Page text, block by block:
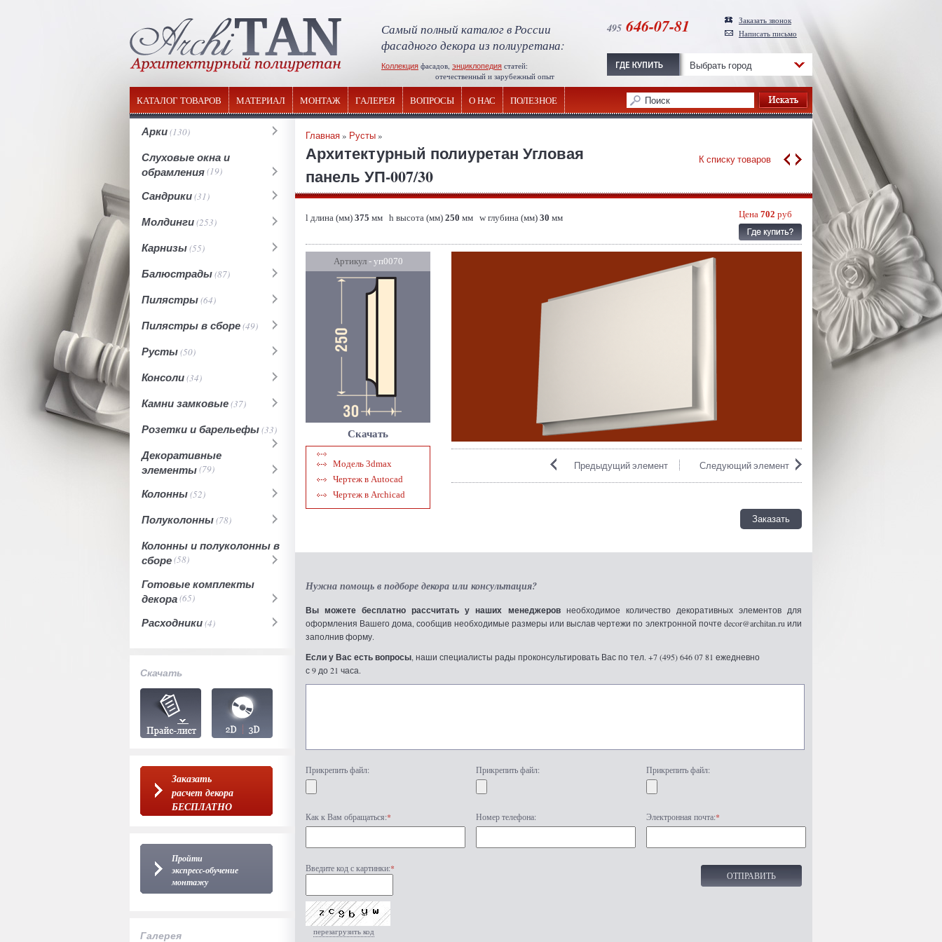
Самый полный каталог в России
фасадного декора из полиуретана:
Коллекция фасадов, энциклопедия статей:
отечественный и зарубежный опыт
495 646-07-81
Заказать звонок
Написать письмо
Выбрать город
КАТАЛОГ ТОВАРОВ МАТЕРИАЛ МОНТАЖ ГАЛЕРЕЯ ВОПРОСЫ О НАС ПОЛЕЗНОЕ
Арки(130)
Слуховые окна и
обрамления(19)
Сандрики(31)
Молдинги(253)
Карнизы(55)
Балюстрады(87)
Пилястры(64)
Пилястры в сборе(49)
Русты(50)
Консоли(34)
Камни замковые(37)
Розетки и барельефы(33)
Декоративные
элементы(79)
Колонны(52)
Полуколонны(78)
Колонны и полуколонны в
сборе(58)
Готовые комплекты
декора(65)
Расходники(4)
Скачать
Заказать
расчет декора
БЕСПЛАТНО
Пройти
экспресс-обучение
монтажу
Галерея
Главная» Русты»
Архитектурный полиуретан Угловая
панель УП-007/30
К списку товаров
l длина (мм) 375 мм h высота (мм) 250 мм w глубина (мм) 30 мм Цена 702 руб
Артикул- уп0070
Скачать
Модель 3dmax
Чертеж в Autocad
Чертеж в Archicad
Следующий элемент
Предыдущий элемент
Заказать
Нужна помощь в подборе декора или консультация?
Вы можете бесплатно рассчитать у наших менеджеровнеобходимое количество декоративных элементов для
оформления Вашего дома, сообщив необходимые размеры или выслав чертежи по электронной почте decor@architan.ru или
заполнив форму.
Если у Вас есть вопросы , наши специалисты рады проконсультировать Вас по тел. +7 (495) 646 07 81 ежедневно
с 9 до 21 часа.
Прикрепить файл: Прикрепить файл: Прикрепить файл:
Как к Вам обращаться:* Номер телефона: Электронная почта:*
Введите код с картинки:*
перезагрузить код